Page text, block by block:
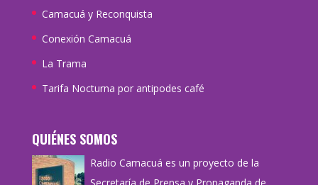
Camacuá y Reconquista
Conexión Camacuá
La Trama
Tarifa Nocturna por antipodes café
QUIÉNES SOMOS
Radio Camacuá es un proyecto de la